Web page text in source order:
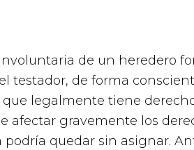
de un heredero
testador, de forma
legalmente tiene
afectar gravemente los
quedar sin asignar.